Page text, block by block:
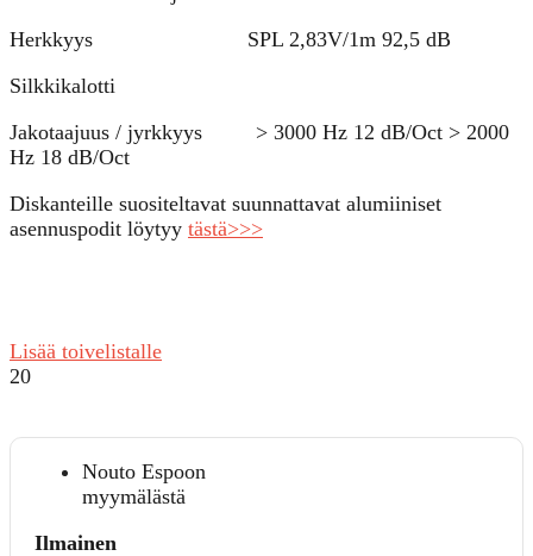
Herkkyys SPL 2,83V/1m 92,5 dB
Silkkikalotti
Jakotaajuus / jyrkkyys > 3000 Hz 12 dB/Oct > 2000
Hz 18 dB/Oct
Diskanteille suositeltavat suunnattavat alumiiniset
asennuspodit löytyy tästä>>>
Lisää toivelistalle
20
Nouto Espoon
myymälästä
Ilmainen